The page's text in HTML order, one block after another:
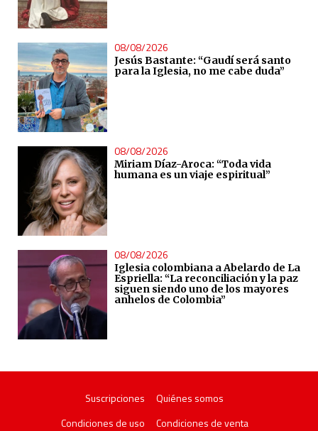
08/08/2026
Jesús Bastante: “Gaudí será santo
para la Iglesia, no me cabe duda”
08/08/2026
Miriam Díaz-Aroca: “Toda vida
humana es un viaje espiritual”
08/08/2026
Iglesia colombiana a Abelardo de La
Espriella: “La reconciliación y la paz
siguen siendo uno de los mayores
anhelos de Colombia”
Suscripciones
Quiénes somos
Condiciones de uso
Condiciones de venta